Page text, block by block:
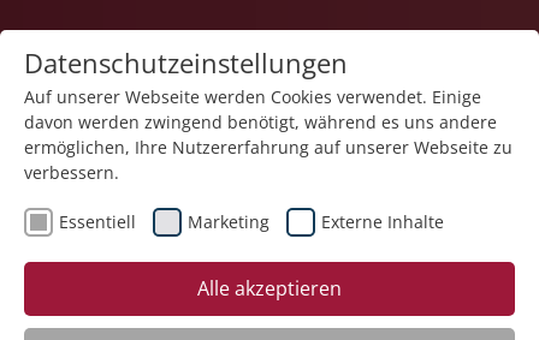
Bildung
Datenschutzeinstellungen
Auf unserer Webseite werden Cookies verwendet. Einige
davon werden zwingend benötigt, während es uns andere
ermöglichen, Ihre Nutzererfahrung auf unserer Webseite zu
verbessern.
Essentiell Marketing Externe Inhalte
Alle akzeptieren